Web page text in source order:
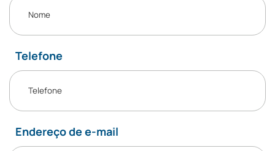
Telefone
Endereço de e-mail